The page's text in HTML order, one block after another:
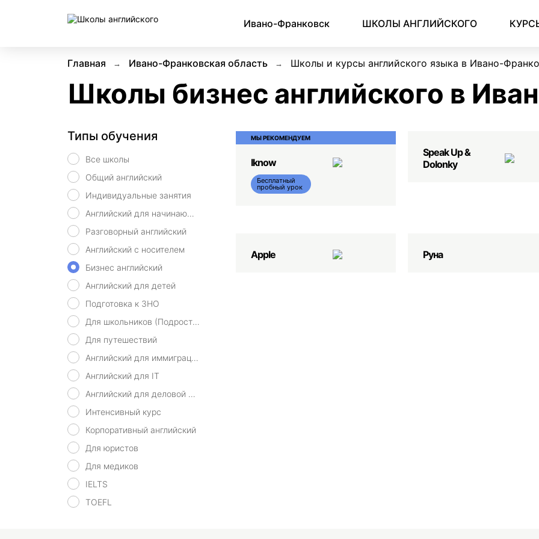
Ивано-Франковск ШКОЛЫ АНГЛИЙСКОГО
Главная Ивано-Франковская область Школы и курсы английского языка в Ивано-
Школы бизнес английского в
Типы обучения
Все школы
Общий английский
Индивидуальные занятия
Английский для начинающих
Разговорный английский
Английский с носителем
Бизнес английский
Английский для детей
Подготовка к ЗНО
Для школьников (Подростков)
Для путешествий
Английский для иммиграции
Английский для IT
Английский для деловой переписки
Интенсивный курс
Корпоративный английский
Для юристов
Для медиков
IELTS
TOEFL
МЫ РЕКОМЕНДУЕМ
Iknow
Бесплатный
пробный урок
Speak Up &
Dolonky
Apple Руна